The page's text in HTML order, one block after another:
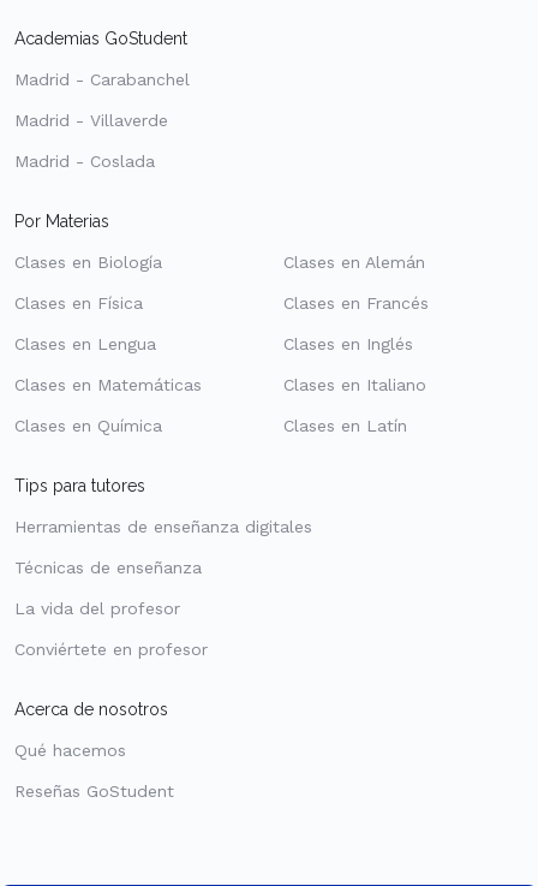
Academias GoStudent
Madrid - Carabanchel
Madrid - Villaverde
Madrid - Coslada
Por Materias
Clases en Biología
Clases en Física
Clases en Lengua
Clases en Matemáticas
Clases en Química
Clases en Alemán
Clases en Francés
Clases en Inglés
Clases en Italiano
Clases en Latín
Tips para tutores
Herramientas de enseñanza digitales
Técnicas de enseñanza
La vida del profesor
Conviértete en profesor
Acerca de nosotros
Qué hacemos
Reseñas GoStudent